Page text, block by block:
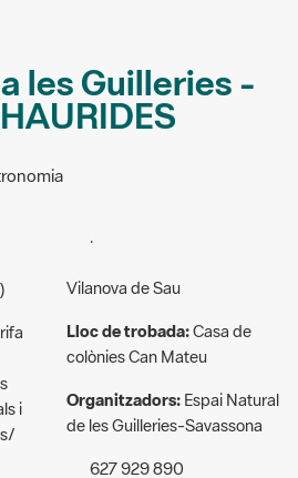
i
colònies Can Mateu
Organitzadors:
Espai Natural
de les Guilleries-Savassona
627 929 890
andres.garcia@fundesplai.or